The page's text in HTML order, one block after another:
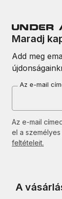
Maradj
Add meg
Az e-mail
Az e-mail
el a személyes
feltételeit.
A